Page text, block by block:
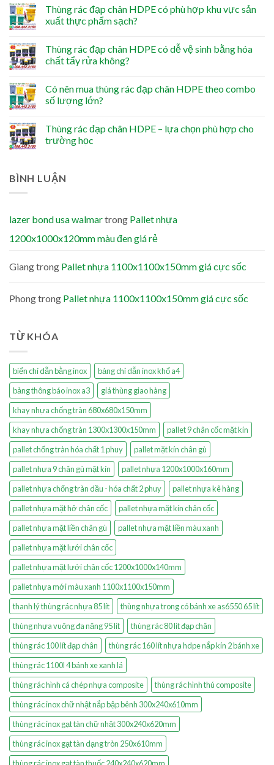
Thùng rác đạp chân HDPE có phù hợp khu vực sản
xuất thực phẩm sạch?
Thùng rác đạp chân HDPE có dễ vệ sinh bằng hóa
chất tẩy rửa không?
Có nên mua thùng rác đạp chân HDPE theo combo
số lượng lớn?
Thùng rác đạp chân HDPE – lựa chọn phù hợp cho
trường học
BÌNH LUẬN
lazer bond usa walmartrong Pallet nhựa
1200x1000x120mm màu đen giá rẻ
Giangtrong Pallet nhựa 1100x1100x150mm giá cực sốc
Phongtrong Pallet nhựa 1100x1100x150mm giá cực sốc
TỪ KHÓA
biển chỉ dẫn bằng inox
bảng chỉ dẫn inox khổ a4
bảng thông báo inox a3
giá thùng giao hàng
khay nhựa chống tràn 680x680x150mm
khay nhựa chống tràn 1300x1300x150mm
pallet 9 chân cốc mặt kín
pallet chống tràn hóa chất 1 phuy
pallet mặt kín chân gù
pallet nhựa 9 chân gù mặt kín
pallet nhựa 1200x1000x160mm
pallet nhựa chống tràn dầu - hóa chất 2 phuy
pallet nhựa kê hàng
pallet nhựa mặt hở chân cốc
pallet nhựa mặt kín chân cốc
pallet nhựa mặt liền chân gù
pallet nhựa mặt liền màu xanh
pallet nhựa mặt lưới chân cốc
pallet nhựa mặt lưới chân cốc 1200x1000x140mm
pallet nhựa mới màu xanh 1100x1100x150mm
thanh lý thùng rác nhựa 85 lít
thùng nhựa trong có bánh xe as6550 65 lít
thùng nhựa vuông đa năng 95 lít
thùng rác 80 lít đạp chân
thùng rác 100 lít đạp chân
thùng rác 160 lít nhựa hdpe nắp kín 2 bánh xe
thùng rác 1100l 4 bánh xe xanh lá
thùng rác hình cá chép nhựa composite
thùng rác hình thú composite
thùng rác inox chữ nhật nắp bập bênh 300x240x610mm
thùng rác inox gạt tàn chữ nhật 300x240x620mm
thùng rác inox gạt tàn dạng tròn 250x610mm